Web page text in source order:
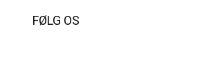
FØLG OS